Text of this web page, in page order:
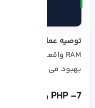
توصیه عملی
بهبود می‌ دهد.
7- PHP و تنظیمات حرفه‌ ای